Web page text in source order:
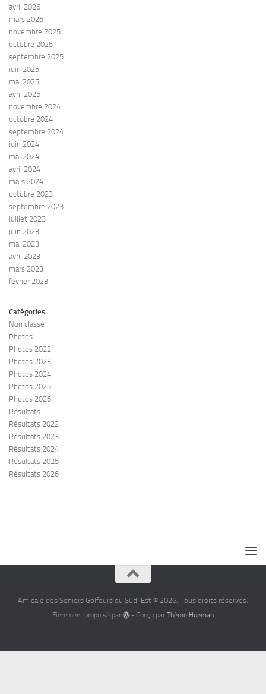
avril 2026
mars 2026
novembre 2025
octobre 2025
septembre 2025
juin 2025
mai 2025
avril 2025
novembre 2024
octobre 2024
septembre 2024
juin 2024
mai 2024
avril 2024
mars 2024
octobre 2023
septembre 2023
juillet 2023
juin 2023
mai 2023
avril 2023
mars 2023
février 2023
Catégories
Non classé
Photos
Photos 2022
Photos 2023
Photos 2024
Photos 2025
Photos 2026
Résultats
Résultats 2022
Résultats 2023
Résultats 2024
Résultats 2025
Résultats 2026
Amicale des Seniors Golfeurs du Sud-Est © 2026. Tous droits réservés.
Fièrement propulsé par - Conçu parThème Hueman